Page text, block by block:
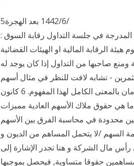
5‏‏/6‏‏/1442 بعد الهجرة
المدرجة في جلسة التداول رقابة السوق :
الرقابة المالية او الهيئات القضائية
صاحبها من التداول إذا كان يوجد له
- تشابه لافت للنظر في مثال أسهم
شركة أسهما مفضلة ولا توفر إمكانية المشاركة في الاجتماع ، بأمان بالمعنى الكامل لهذا المفهوم. 6 كانون
, ما هي حقوق ملاك الأسهم العادية مميزات
محدودة في محاسبة الفرق بين الأسهم
المساهم بقيمة السهم /لا يتحمل المساهم من الديون و
رأس مال الشركة و هنا تجدر الإشارة إلى
حقوقا متساوية, فيحصل بموجبها